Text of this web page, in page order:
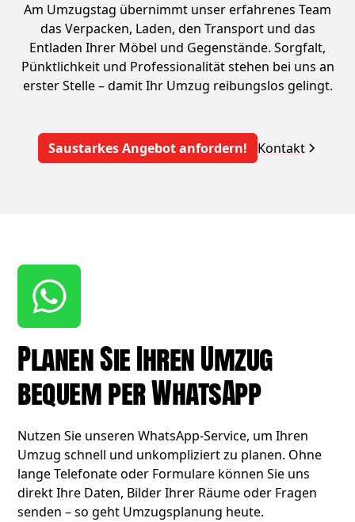
Am Umzugstag übernimmt unser erfahrenes Team
das Verpacken, Laden, den Transport und das
Entladen Ihrer Möbel und Gegenstände. Sorgfalt,
Pünktlichkeit und Professionalität stehen bei uns an
erster Stelle – damit Ihr Umzug reibungslos gelingt.
Saustarkes Angebot anfordern! Kontakt
Planen Sie Ihren Umzug
bequem per WhatsApp
Nutzen Sie unseren WhatsApp-Service, um Ihren
Umzug schnell und unkompliziert zu planen. Ohne
lange Telefonate oder Formulare können Sie uns
direkt Ihre Daten, Bilder Ihrer Räume oder Fragen
senden – so geht Umzugsplanung heute.